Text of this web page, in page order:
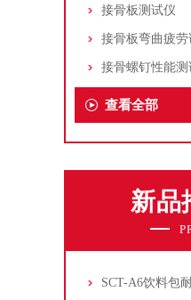
接骨板测试仪
接骨板弯曲疲
接骨螺钉性能测
查看全部
新品
SCT-A6饮料包